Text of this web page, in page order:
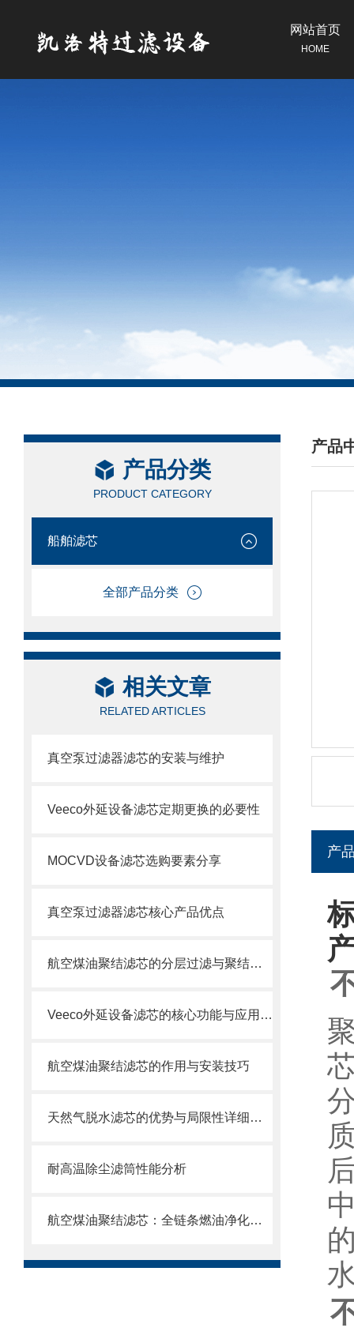
网站首页
HOME
产品分类
PRODUCT CATEGORY
船舶滤芯
全部产品分类
相关文章
RELATED ARTICLES
真空泵过滤器滤芯的安装与维护
Veeco外延设备滤芯定期更换的必要性
MOCVD设备滤芯选购要素分享
真空泵过滤器滤芯核心产品优点
航空煤油聚结滤芯的分层过滤与聚结分离原理
Veeco外延设备滤芯的核心功能与应用场景
航空煤油聚结滤芯的作用与安装技巧
天然气脱水滤芯的优势与局限性详细分析
耐高温除尘滤筒性能分析
航空煤油聚结滤芯：全链条燃油净化的关键配套
产品
/
产